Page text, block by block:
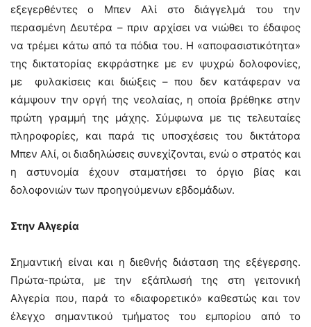
εξεγερθέντες ο Μπεν Αλί στο διάγγελμά του την
περασμένη Δευτέρα – πριν αρχίσει να νιώθει το έδαφος
να τρέμει κάτω από τα πόδια του. Η «αποφασιστικότητα»
της δικτατορίας εκφράστηκε με εν ψυχρώ δολοφονίες,
με φυλακίσεις και διώξεις – που δεν κατάφεραν να
κάμψουν την οργή της νεολαίας, η οποία βρέθηκε στην
πρώτη γραμμή της μάχης. Σύμφωνα με τις τελευταίες
πληροφορίες, και παρά τις υποσχέσεις του δικτάτορα
Μπεν Αλί, οι διαδηλώσεις συνεχίζονται, ενώ ο στρατός και
η αστυνομία έχουν σταματήσει το όργιο βίας και
δολοφονιών των προηγούμενων εβδομάδων.
Στην Αλγερία
Σημαντική είναι και η διεθνής διάσταση της εξέγερσης.
Πρώτα-πρώτα, με την εξάπλωσή της στη γειτονική
Αλγερία που, παρά το «διαφορετικό» καθεστώς και τον
έλεγχο σημαντικού τμήματος του εμπορίου από το